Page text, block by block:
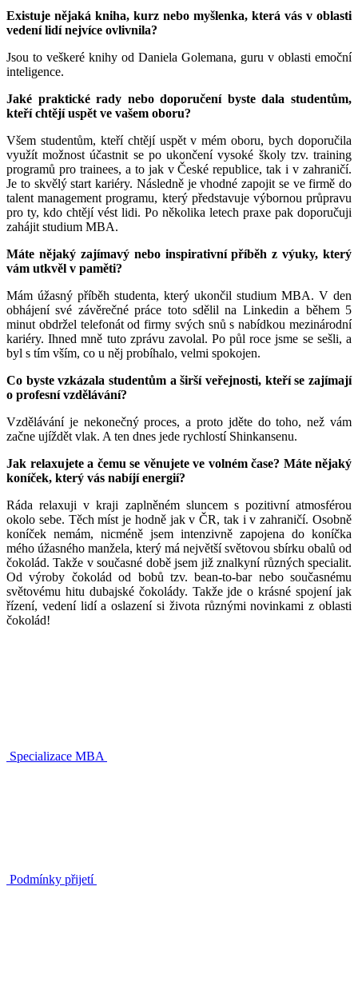
Existuje nějaká kniha, kurz nebo myšlenka, která vás v oblasti
vedení lidí nejvíce ovlivnila?
Jsou to veškeré knihy od Daniela Golemana, guru v oblasti emoční
inteligence.
Jaké praktické rady nebo doporučení byste dala studentům,
kteří chtějí uspět ve vašem oboru?
Všem studentům, kteří chtějí uspět v mém oboru, bych doporučila
využít možnost účastnit se po ukončení vysoké školy tzv. training
programů pro trainees, a to jak v České republice, tak i v zahraničí.
Je to skvělý start kariéry. Následně je vhodné zapojit se ve firmě do
talent management programu, který představuje výbornou průpravu
pro ty, kdo chtějí vést lidi. Po několika letech praxe pak doporučuji
zahájit studium MBA.
Máte nějaký zajímavý nebo inspirativní příběh z výuky, který
vám utkvěl v paměti?
Mám úžasný příběh studenta, který ukončil studium MBA. V den
obhájení své závěrečné práce toto sdělil na Linkedin a během 5
minut obdržel telefonát od firmy svých snů s nabídkou mezinárodní
kariéry. Ihned mně tuto zprávu zavolal. Po půl roce jsme se sešli, a
byl s tím vším, co u něj probíhalo, velmi spokojen.
Co byste vzkázala studentům a širší veřejnosti, kteří se zajímají
o profesní vzdělávání?
Vzdělávání je nekonečný proces, a proto jděte do toho, než vám
začne ujíždět vlak. A ten dnes jede rychlostí Shinkansenu.
Jak relaxujete a čemu se věnujete ve volném čase? Máte nějaký
koníček, který vás nabíjí energií?
Ráda relaxuji v kraji zaplněném sluncem s pozitivní atmosférou
okolo sebe. Těch míst je hodně jak v ČR, tak i v zahraničí. Osobně
koníček nemám, nicméně jsem intenzivně zapojena do koníčka
mého úžasného manžela, který má největší světovou sbírku obalů od
čokolád. Takže v současné době jsem již znalkyní různých specialit.
Od výroby čokolád od bobů tzv. bean-to-bar nebo současnému
světovému hitu dubajské čokolády. Takže jde o krásné spojení jak
řízení, vedení lidí a oslazení si života různými novinkami z oblasti
čokolád!
Specializace MBA
Podmínky přijetí